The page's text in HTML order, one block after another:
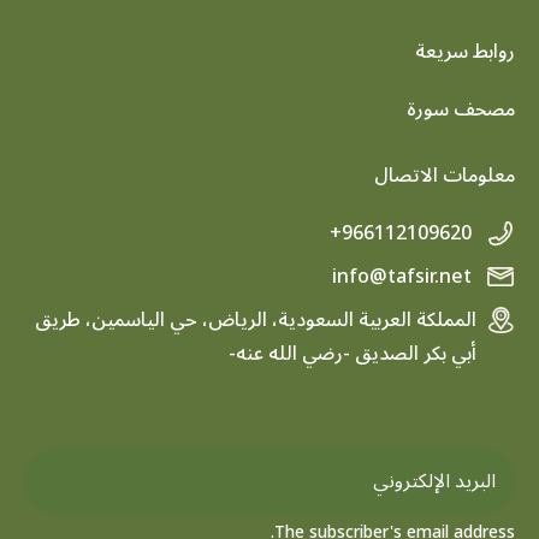
روابط سريعة
footer menu
مصحف سورة
معلومات الاتصال
+966112109620
المملكة العربية السعودية، الرياض، حي الياسمين، طريق
أبي بكر الصديق -رضي الله عنه-
The subscriber's email address.